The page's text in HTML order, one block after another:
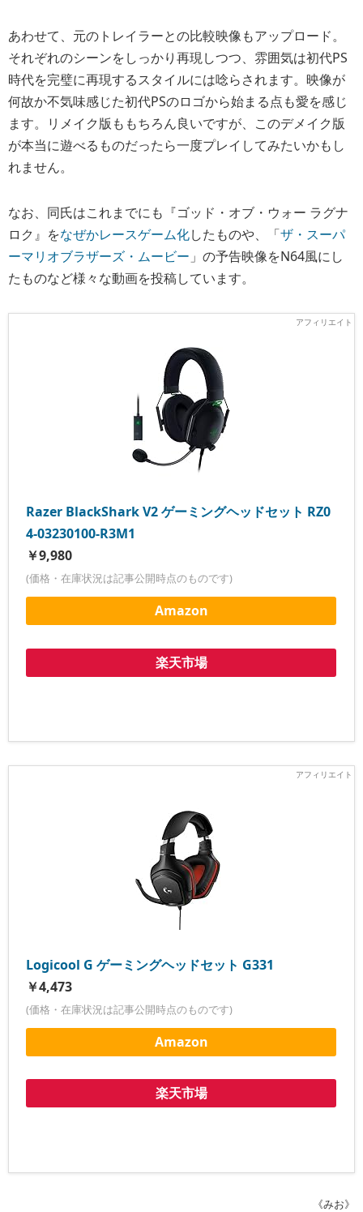
あわせて、元のトレイラーとの比較映像もアップロード。
それぞれのシーンをしっかり再現しつつ、雰囲気は初代PS
時代を完璧に再現するスタイルには唸らされます。映像が
何故か不気味感じた初代PSのロゴから始まる点も愛を感じ
ます。リメイク版ももちろん良いですが、このデメイク版
が本当に遊べるものだったら一度プレイしてみたいかもし
れません。
なお、同氏はこれまでにも『ゴッド・オブ・ウォー ラグナ
ロク』をなぜかレースゲーム化したものや、「ザ・スーパ
ーマリオブラザーズ・ムービー 」の予告映像をN64風にし
たものなど様々な動画を投稿しています。
Razer BlackShark V2 ゲーミングヘッドセット RZ0
4-03230100-R3M1
￥9,980
(価格・在庫状況は記事公開時点のものです)
Amazon
楽天市場
Logicool G ゲーミングヘッドセット G331
￥4,473
(価格・在庫状況は記事公開時点のものです)
Amazon
楽天市場
《みお》